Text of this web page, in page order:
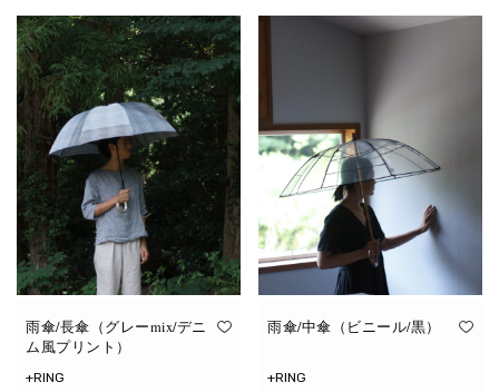
雨傘/長傘（グレーmix/デニ
ム風プリント）
+RING
雨傘/中傘（ビニール/黒）
+RING